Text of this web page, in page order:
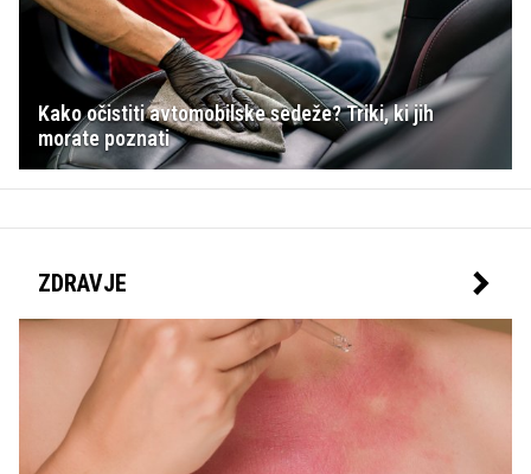
Kako očistiti avtomobilske sedeže? Triki, ki jih
morate poznati
ZDRAVJE